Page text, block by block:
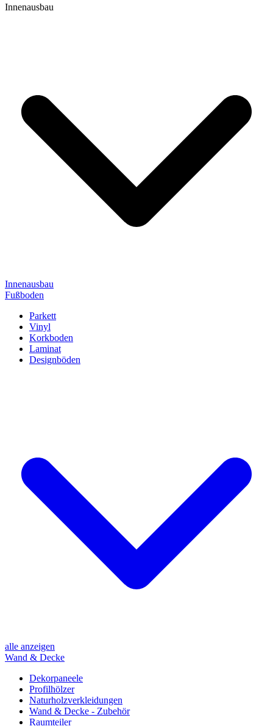
Innenausbau
Innenausbau
Fußboden
Parkett
Vinyl
Korkboden
Laminat
Designböden
alle anzeigen
Wand & Decke
Dekorpaneele
Profilhölzer
Naturholzverkleidungen
Wand & Decke - Zubehör
Raumteiler